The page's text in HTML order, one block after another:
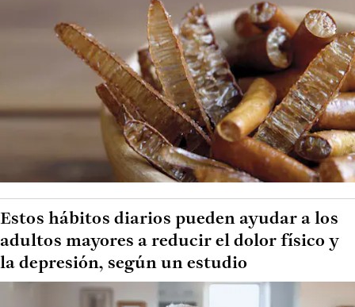
Estos hábitos diarios pueden ayudar a los
adultos mayores a reducir el dolor físico y
la depresión, según un estudio